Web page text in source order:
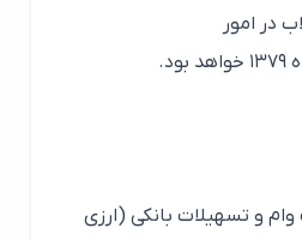
و تسهیلات بانکی (ارزی